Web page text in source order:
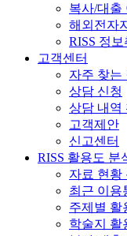
복사/대출
해외전자
RISS 정
고객센터
자주 찾는
상담 신청
상담 내역
고객제안
신고센터
RISS 활용도 분
자료 현황
최근 이용
주제별 활
학술지 활